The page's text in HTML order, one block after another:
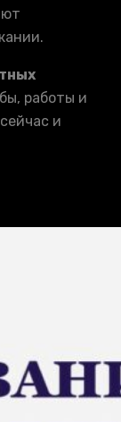
работы и
и